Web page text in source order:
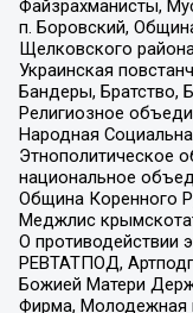
Файзрахманисты,
п. Боровский,
Щелковского
Украинская
Бандеры, Братство,
Религиозное
Народная
Этнополитическое
национальное
Община Коренного
Меджлис
О противодействии
РЕВТАТПОД,
Божией Матери
Фирма, Молодежная